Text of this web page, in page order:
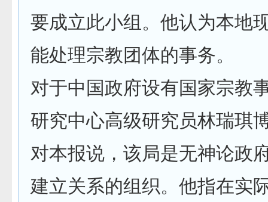
要成立此小组。他认为本地
能处理宗教团体的事务。
对于中国政府设有国家宗教
研究中心高级研究员林瑞琪
对本报说，该局是无神论政
建立关系的组织。他指在实